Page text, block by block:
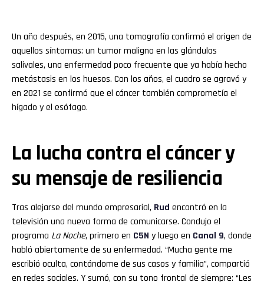
Un año después, en 2015, una tomografía confirmó el origen de
aquellos síntomas: un tumor maligno en las glándulas
salivales, una enfermedad poco frecuente que ya había hecho
metástasis en los huesos. Con los años, el cuadro se agravó y
en 2021 se confirmó que el cáncer también comprometía el
hígado y el esófago.
La lucha contra el cáncer y
su mensaje de resiliencia
Tras alejarse del mundo empresarial, Rud encontró en la
televisión una nueva forma de comunicarse. Condujo el
programa La Noche, primero en C5N y luego en Canal 9, donde
habló abiertamente de su enfermedad. “Mucha gente me
escribió oculta, contándome de sus casos y familia”, compartió
en redes sociales. Y sumó, con su tono frontal de siempre: “Les